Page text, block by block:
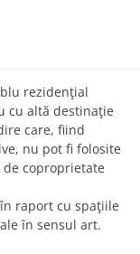
rezidenţial
cu altă destinaţie
care, fiind
nu pot fi folosite
coproprietate
raport cu spaţiile
în sensul art.